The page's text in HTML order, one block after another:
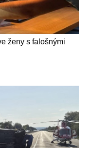
ženy s falošnými